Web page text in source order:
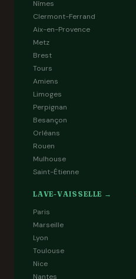
Nîmes
Clermont-Ferrand
Aix-en-Provence
Metz
Brest
Tours
Amiens
Limoges
Perpignan
Besançon
Orléans
Rouen
Mulhouse
Saint-Étienne
LAVE-VAISSELLE →
Paris
Marseille
Lyon
Toulouse
Nice
Nantes